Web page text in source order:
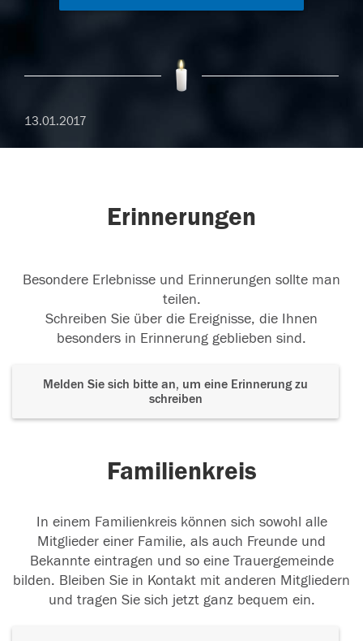
13.01.2017
Erinnerungen
Besondere Erlebnisse und Erinnerungen sollte man
teilen.
Schreiben Sie über die Ereignisse, die Ihnen
besonders in Erinnerung geblieben sind.
Melden Sie sich bitte an, um eine Erinnerung zu
schreiben
Familienkreis
In einem Familienkreis können sich sowohl alle
Mitglieder einer Familie, als auch Freunde und
Bekannte eintragen und so eine Trauergemeinde
bilden. Bleiben Sie in Kontakt mit anderen Mitgliedern
und tragen Sie sich jetzt ganz bequem ein.